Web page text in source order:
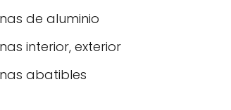
de aluminio
interior, exterior
abatibles